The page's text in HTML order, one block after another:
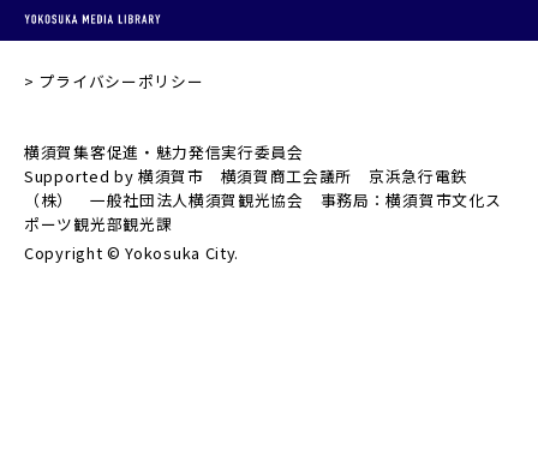
プライバシーポリシー
横須賀集客促進・魅力発信実行委員会
Supported by 横須賀市 横須賀商工会議所 京浜急行電鉄
（株） 一般社団法人横須賀観光協会 事務局：横須賀市文化ス
ポーツ観光部観光課
Copyright © Yokosuka City.